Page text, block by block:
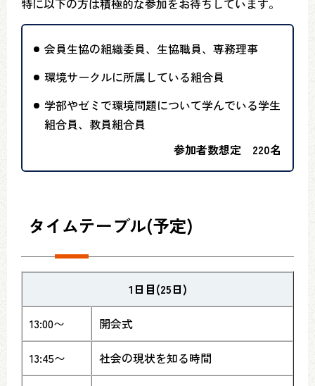
会員生協の組織委員、生協職員、専務理事
環境サークルに所属している組合員
学部やゼミで環境問題について学んでいる学生
組合員、教員組合員
参加者数想定 220名
タイムテーブル(予定)
1日目(25日)
13:00〜 開会式
13:45〜 社会の現状を知る時間